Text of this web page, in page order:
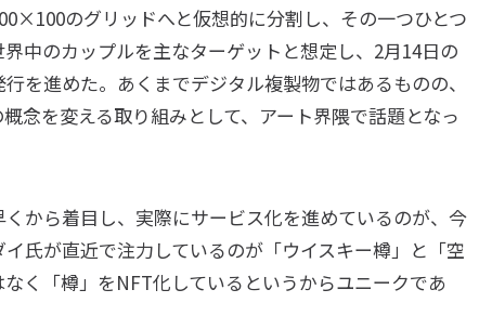
のグリッドへと仮想的に分割し、その一つひとつ
界中のカップルを主なターゲットと想定し、2月14日の
を進めた。あくまでデジタル複製物ではあるものの、
念を変える取り組みとして、アート界隈で話題となっ
から着目し、実際にサービス化を進めているのが、今
氏が直近で注力しているのが「ウイスキー樽」と「空
く「樽」をNFT化しているというからユニークであ